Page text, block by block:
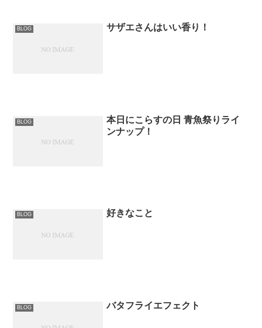
BLOG サザエさんはいい香り！
BLOG
本日にこらすの日 青魚祭りライ
ンナップ！
BLOG 好きなこと
BLOG バタフライエフェクト